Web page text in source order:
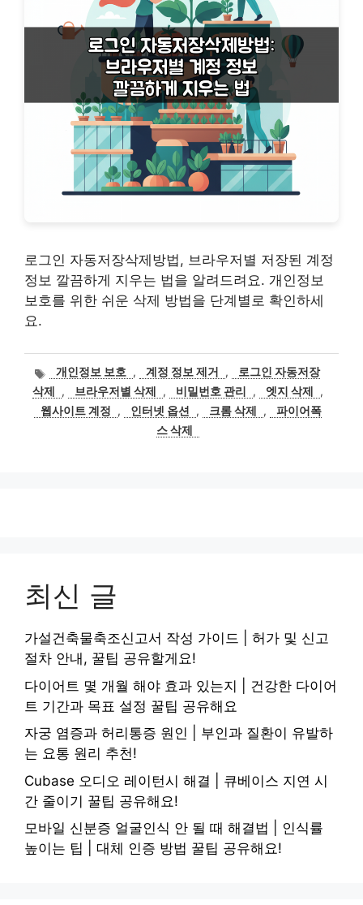
로그인 자동저장삭제방법, 브라우저별 저장된 계정
정보 깔끔하게 지우는 법을 알려드려요. 개인정보
보호를 위한 쉬운 삭제 방법을 단계별로 확인하세
요.
태
그
개인정보 보호 , 계정 정보 제거 ,
로그인 자동저장
삭제
, 브라우저별 삭제 , 비밀번호 관리 , 엣지 삭제
,
웹사이트 계정
, 인터넷 옵션 , 크롬 삭제 ,
파이어폭
스 삭제
최신 글
가설건축물축조신고서 작성 가이드 | 허가 및 신고
절차 안내, 꿀팁 공유할게요!
다이어트 몇 개월 해야 효과 있는지 | 건강한 다이어
트 기간과 목표 설정 꿀팁 공유해요
자궁 염증과 허리통증 원인 | 부인과 질환이 유발하
는 요통 원리 추천!
Cubase 오디오 레이턴시 해결 | 큐베이스 지연 시
간 줄이기 꿀팁 공유해요!
모바일 신분증 얼굴인식 안 될 때 해결법 | 인식률
높이는 팁 | 대체 인증 방법 꿀팁 공유해요!